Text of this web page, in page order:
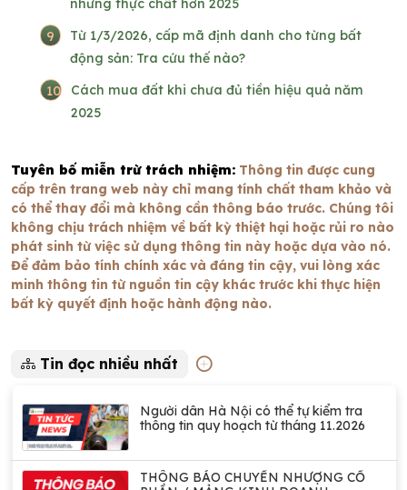
nhưng thực chất hơn 2025
9
Từ 1/3/2026, cấp mã định danh cho từng bất
động sản: Tra cứu thế nào?
10
Cách mua đất khi chưa đủ tiền hiệu quả năm
2025
Tuyên bố miễn trừ trách nhiệm: Thông tin được cung
cấp trên trang web này chỉ mang tính chất tham khảo và
có thể thay đổi mà không cần thông báo trước. Chúng tôi
không chịu trách nhiệm về bất kỳ thiệt hại hoặc rủi ro nào
phát sinh từ việc sử dụng thông tin này hoặc dựa vào nó.
Để đảm bảo tính chính xác và đáng tin cậy, vui lòng xác
minh thông tin từ nguồn tin cậy khác trước khi thực hiện
bất kỳ quyết định hoặc hành động nào.
Tin đọc nhiều nhất
Người dân Hà Nội có thể tự kiểm tra
thông tin quy hoạch từ tháng 11.2026
THÔNG BÁO CHUYỂN NHƯỢNG CỔ